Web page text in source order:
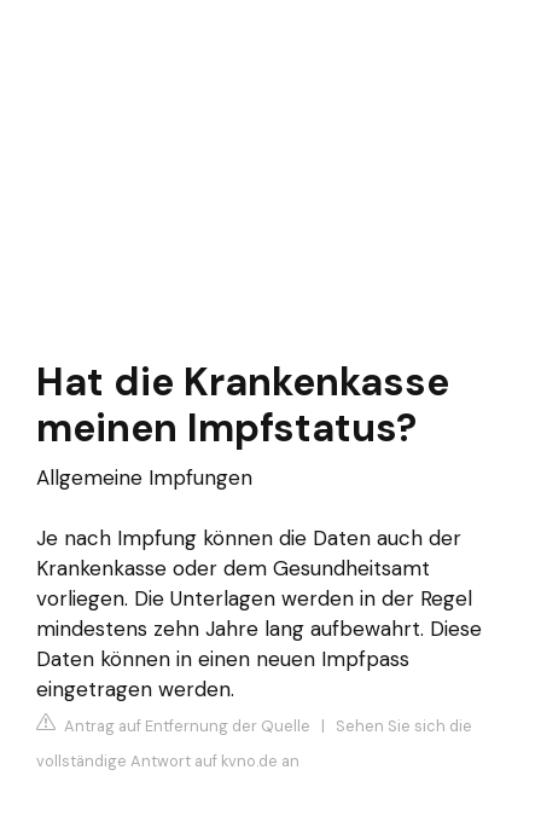
Hat die Krankenkasse
meinen Impfstatus?
Allgemeine Impfungen
Je nach Impfung können die Daten auch der
Krankenkasse oder dem Gesundheitsamt
vorliegen. Die Unterlagen werden in der Regel
mindestens zehn Jahre lang aufbewahrt. Diese
Daten können in einen neuen Impfpass
eingetragen werden.
Antrag auf Entfernung der Quelle | Sehen Sie sich die
vollständige Antwort auf kvno.de an